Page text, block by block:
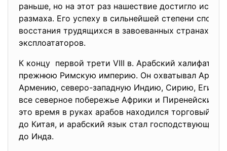
раньше, но на этот раз нашествие достигло
размаха. Его успеху в сильнейшей степени
восстания трудящихся в завоеванных странах
эксплоататоров.
К концу первой трети VIII в. Арабский халифат
прежнюю Римскую империю. Он охватывал
Армению, северо-западную Индию, Сирию,
все северное побережье Африки и Пиренейский
это время в руках арабов находился торговый
до Китая, и арабский язык стал господствующим
до Инда.